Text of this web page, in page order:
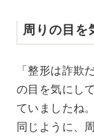
周りの目を
「整形は詐欺
の目を気にし
ていましたね。
同じように、